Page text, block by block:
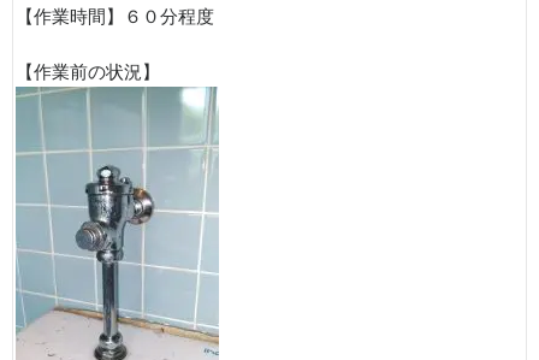
【作業時間】６０分程度
【作業前の状況】